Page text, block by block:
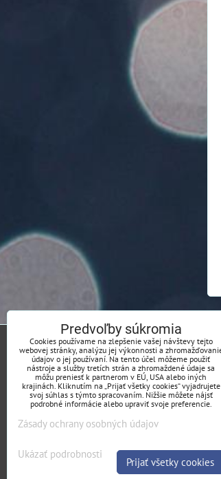
Predvoľby súkromia
Cookies používame na zlepšenie vašej návštevy tejto
webovej stránky, analýzu jej výkonnosti a
údajov o jej používaní. Na tento účel môžeme použiť
nástroje a služby tretích strán a zhromaždené údaje sa
môžu preniesť k partnerom v EÚ, USA alebo iných
krajinách. Kliknutím na „Prijať všetky cookies“ vyjadrujete
svoj súhlas s týmto spracovaním. Nižšie môžete nájsť
podrobné informácie alebo upraviť svoje preferencie.
Zásady ochrany osobných údajov
Ukázať podrobnosti
Prijať všetky cookies